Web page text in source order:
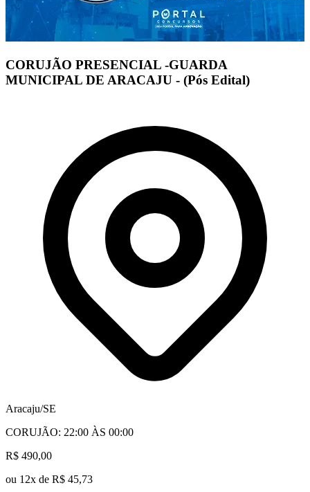
CORUJÃO PRESENCIAL -GUARDA
MUNICIPAL DE ARACAJU - (Pós Edital)
Aracaju/SE
CORUJÃO: 22:00 ÀS 00:00
R$ 490,00
ou 12x de R$ 45,73